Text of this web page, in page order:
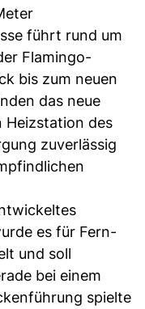
führt rund um
Flamingo-
bis zum neuen
das neue
Heizstation des
zuverlässig
es für Fern-
und soll
bei einem
spielte